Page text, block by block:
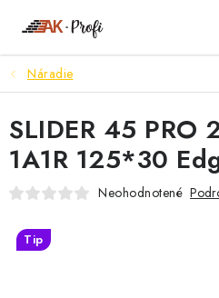
SIGMA
TENAX
VŠETKO ČO POTREBUJEŠ
Náradie
SLIDER 45 PRO
1A1R 125*30
Neohodnotené
Tip